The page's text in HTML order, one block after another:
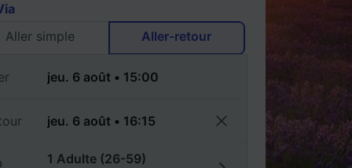
Aller simple
Aller-retour
1 Adulte (26-59)